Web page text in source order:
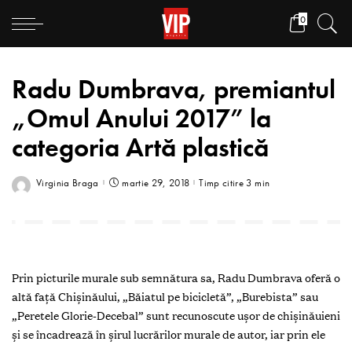
0
Radu Dumbrava, premiantul
„Omul Anului 2017” la
categoria Artă plastică
Virginia Braga martie 29, 2018 Timp citire 3 min
Prin picturile murale sub semnătura sa, Radu Dumbrava oferă o
altă faţă Chişinăului, „Băiatul pe bicicletă”, „Burebista” sau
„Peretele Glorie-Decebal” sunt recunoscute uşor de chişinăuieni
şi se încadrează în şirul lucrărilor murale de autor, iar prin ele